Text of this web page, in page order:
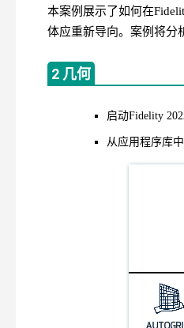
本案例展示了如何在
体应重新导向。案例将分
2 几何
启动Fidelity
从应用程序库